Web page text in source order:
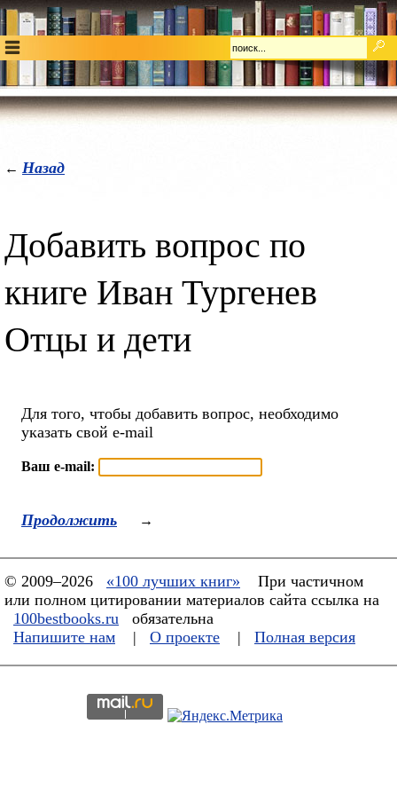
← Назад
Добавить вопрос по
книге Иван Тургенев
Отцы и дети
Для того, чтобы добавить вопрос, необходимо
указать свой e-mail
Ваш e-mail:
Продолжить →
© 2009–2026 «100 лучших книг»
При частичном
или полном цитировании материалов сайта ссылка на
100bestbooks.ru
обязательна
Напишите нам
| О проекте | Полная версия